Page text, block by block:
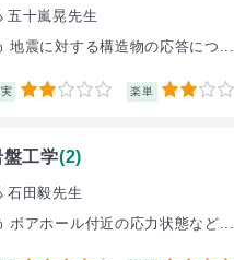
五十嵐晃先生
地震に対する構造物の応答につ...
2 楽単 2
盤工学(2)
石田毅先生
ボアホール付近の応力状態など...